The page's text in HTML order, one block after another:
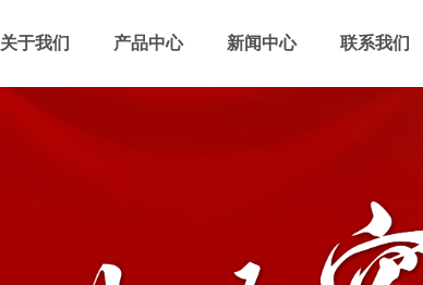
关于我们 产品中心 新闻中心 联系我们